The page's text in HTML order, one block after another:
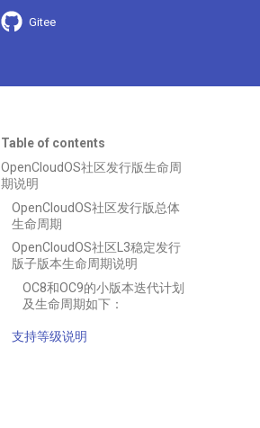
Gitee
Table of contents
OpenCloudOS社区发行版生命周
期说明
OpenCloudOS社区发行版总体
生命周期
OpenCloudOS社区L3稳定发行
版子版本生命周期说明
OC8和OC9的小版本迭代计划
及生命周期如下：
支持等级说明